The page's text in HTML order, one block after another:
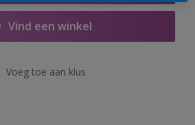
Vind een winkel
Voeg toe aan klus